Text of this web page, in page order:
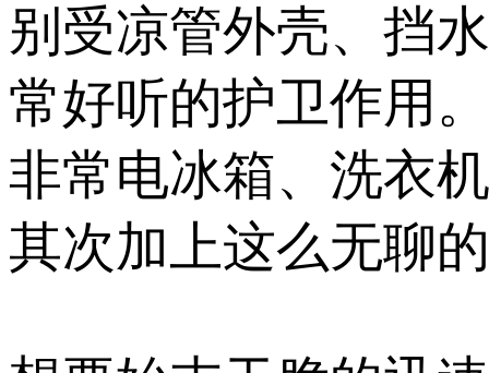
别受凉管外壳、挡
常好听的护卫作用
非常电冰箱、洗衣
其次加上这么无聊